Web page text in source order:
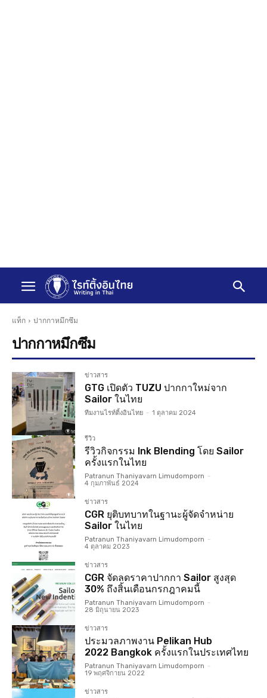
แท็ก ปากกาหมึกซึม
ปากกาหมึกซึม
ข่าวสาร
GTG เปิดตัว TUZU ปากกาใหม่จาก
Sailor ในไทย
ทีมงานไรท์ติ้งอินไทย - 1 ตุลาคม 2024
รีวิว
รีวิวกิจกรรม Ink Blending โดย Sailor
ครั้งแรกในไทย
Patranun Thaniyavarn Limudomporn -
4 กุมภาพันธ์ 2024
ข่าวสาร
CGR ยุติบทบาทในฐานะผู้จัดจำหน่าย
Sailor ในไทย
Patranun Thaniyavarn Limudomporn -
4 ตุลาคม 2023
ข่าวสาร
CGR จัดลดราคาปากกา Sailor สูงสุด
30% ถึงสิ้นเดือนกรกฎาคมนี้
Patranun Thaniyavarn Limudomporn -
28 มิถุนายน 2023
ข่าวสาร
ประมวลภาพงาน Pelikan Hub
2022 Bangkok ครั้งแรกในประเทศไทย
Patranun Thaniyavarn Limudomporn -
19 พฤศจิกายน 2022
ข่าวสาร